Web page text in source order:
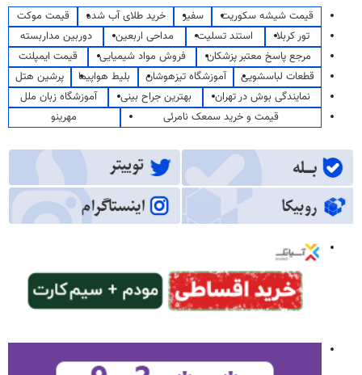
قیمت شیشه سکوریت سفیر خرید طلای آب شده
قیمت موکت
تور کربلا
استند تسلیت مداحی اربعین
دوربین مداربسته
مرجع پاسخ معتبر پزشکان
فروش مواد شیمیایی
قیمت ایمپلنت
قطعات لباسشویی
آموزشگاه تیزهوشان بلیط هواپیما
پرشین هتل
نمایندگی بوش در تهران
بهترین جراح بینی
آموزشگاه زبان ملل
قیمت و خرید سمعک نامرئی
مهرینو